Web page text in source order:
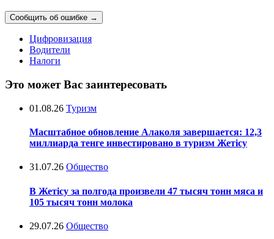
Сообщить об ошибке →
Цифровизация
Водители
Налоги
Это может Вас заинтересовать
01.08.26 Туризм
Масштабное обновление Алаколя завершается: 12,3
миллиарда тенге инвестировано в туризм Жетісу
31.07.26 Общество
В Жетісу за полгода произвели 47 тысяч тонн мяса и
105 тысяч тонн молока
29.07.26 Общество